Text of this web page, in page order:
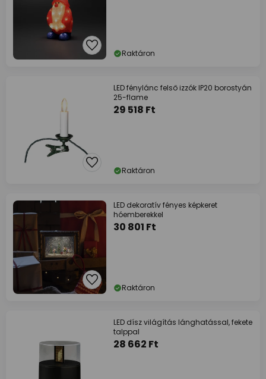
Raktáron
LED fénylánc felső izzók IP20 borostyán
25-flame
29 518 Ft
Raktáron
LED dekoratív fényes képkeret
hóemberekkel
30 801 Ft
Raktáron
LED dísz világítás lánghatással, fekete
talppal
28 662 Ft